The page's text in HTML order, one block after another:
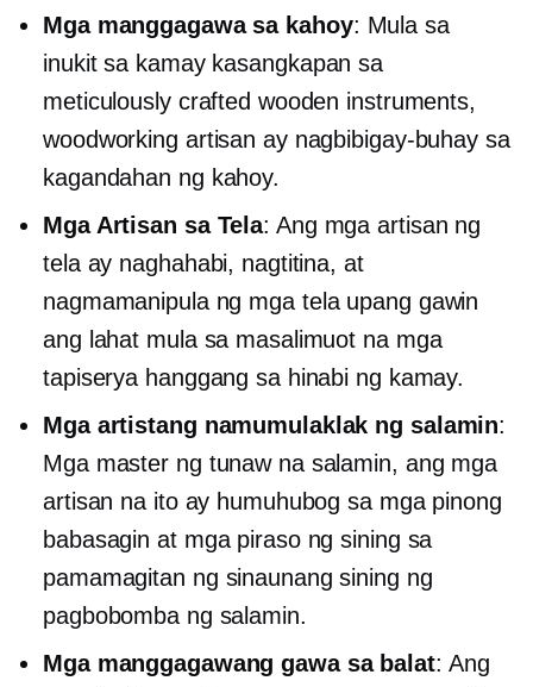
Mga manggagawa sa kahoy: Mula sa
inukit sa kamaykasangkapan sa
meticulously crafted wooden instruments,
woodworking artisan ay nagbibigay-buhay sa
kagandahan ng kahoy.
Mga Artisan sa Tela: Ang mga artisan ng
tela ay naghahabi, nagtitina, at
nagmamanipula ng mga tela upang gawin
ang lahat mula sa masalimuot na mga
tapiserya hanggang sa hinabi ng kamay.
Mga artistang namumulaklak ng salamin:
Mga master ng tunaw na salamin, ang mga
artisan na ito ay humuhubog sa mga pinong
babasagin at mga piraso ng sining sa
pamamagitan ng sinaunang sining ng
pagbobomba ng salamin.
Mga manggagawang gawa sa balat: Ang